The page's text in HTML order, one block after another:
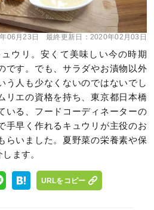
06月23日 最終更新日： 2020年02月03日
ウリ。安くて美味しい今の時期
です。でも、サラダやお漬物以外
う人も少なくないのではないでし
リエの資格を持ち、東京都日本橋
いる、フードコーディネーターの
手早く作れるキュウリが主役のお
らいました。夏野菜の栄養素や保
ます。
URLをコピー